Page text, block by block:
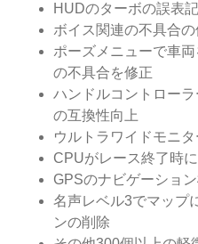
HUDのターボの誤表
ボイス関連の不具合の
ポーズメニューで車
の不具合を修正
ハンドルコントロー
の互換性向上
ウルトラワイドモニ
CPUがレース終了時
GPSのナビゲーショ
名声レベル3でマップ
ンの削除